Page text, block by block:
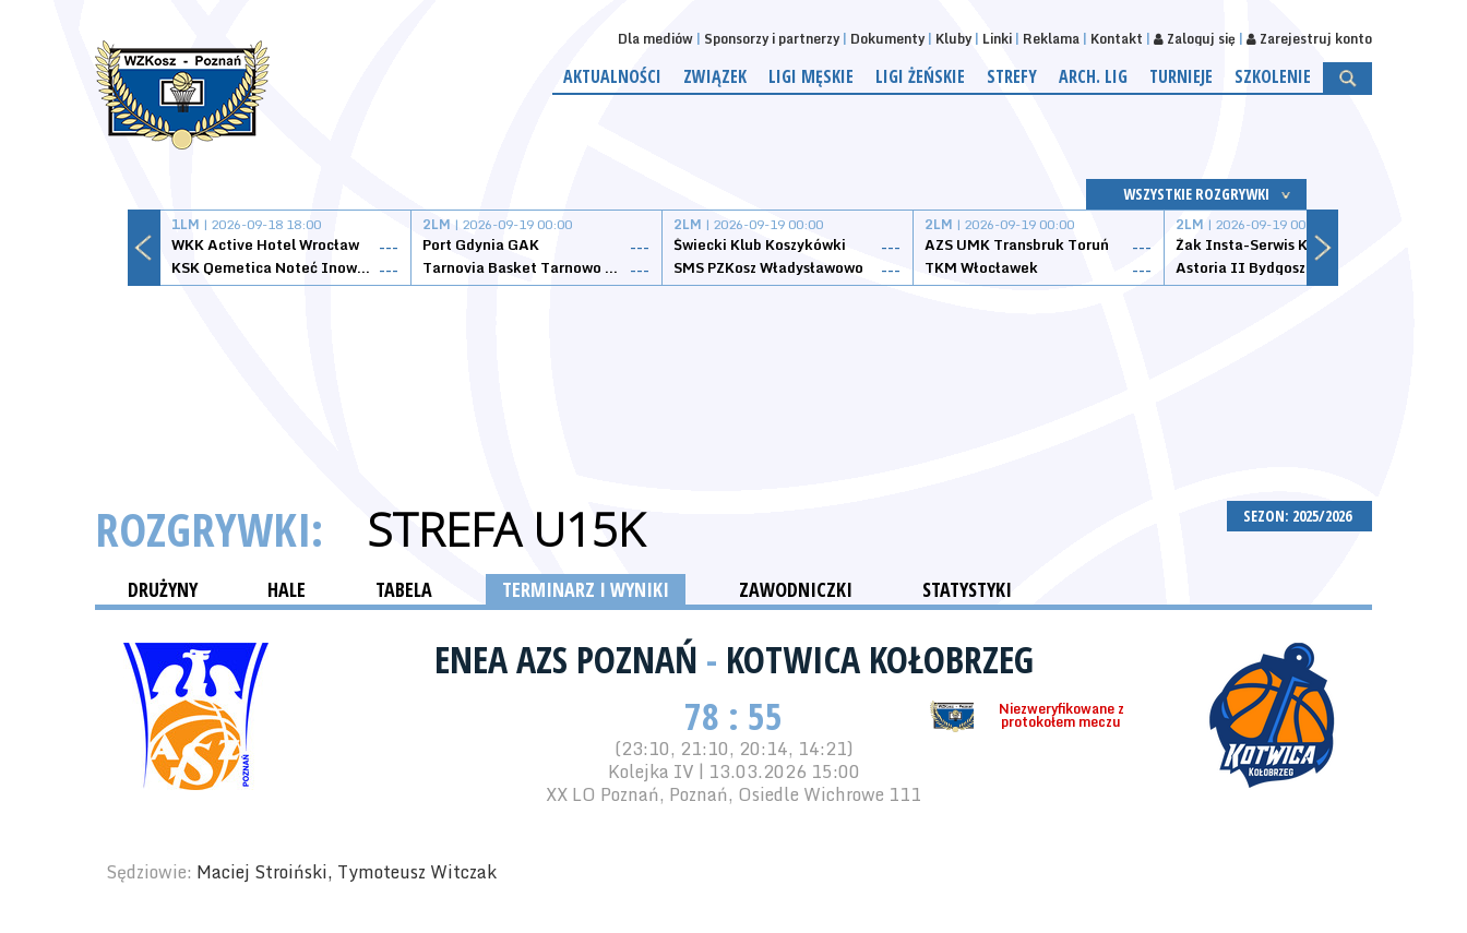
Dla mediów Sponsorzy i partnerzy Dokumenty Kluby Linki Reklama Kontakt Zaloguj się Zarejestruj konto
AKTUALNOŚCI ZWIĄZEK LIGI MĘSKIE LIGI ŻEŃSKIE STREFY ARCH. LIG TURNIEJE SZKOLENIE
WSZYSTKIE ROZGRYWKI
1LM | 2026-09-18 18:00
WKK Active Hotel Wrocław
---
KSK Qemetica Noteć Inowrocław ---
2LM | 2026-09-19 00:00
Port Gdynia GAK
---
Tarnovia Basket Tarnowo Podgórne ---
2LM | 2026-09-19 00:00
Świecki Klub Koszykówki
---
SMS PZKosz Władysławowo
---
2LM | 2026-09-19 00:00
AZS UMK Transbruk Toruń
---
TKM Włocławek
---
2LM | 2026-09-19 00:00
Żak Insta-Serwis Koszalin
Astoria II Bydgoszcz
SEZON: 2025/2026
ROZGRYWKI: STREFA U15K
DRUŻYNY HALE TABELA TERMINARZ I WYNIKI ZAWODNICZKI STATYSTYKI
ENEA AZS POZNAŃ - KOTWICA KOŁOBRZEG
Niezweryfikowane z
protokołem meczu
78 : 55
(23:10, 21:10, 20:14, 14:21)
Kolejka IV | 13.03.2026 15:00
XX LO Poznań, Poznań, Osiedle Wichrowe 111
Sędziowie: Maciej Stroiński, Tymoteusz Witczak